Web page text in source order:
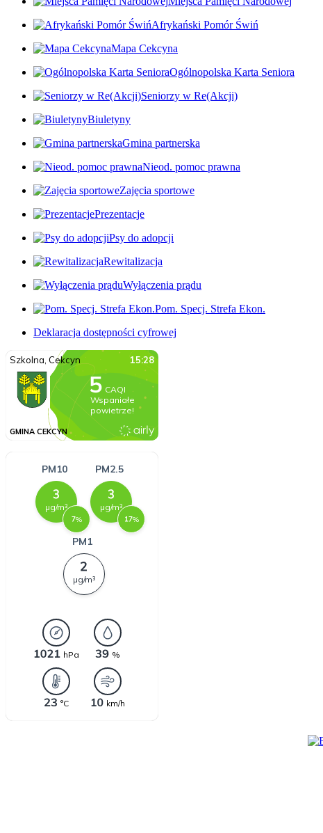
Afrykański Pomór Świń
Mapa Cekcyna
Ogólnopolska Karta Seniora
Seniorzy w Re(Akcji)
Biuletyny
Gmina partnerska
Nieod. pomoc prawna
Zajęcia sportowe
Prezentacje
Psy do adopcji
Rewitalizacja
Wyłączenia prądu
Pom. Specj. Strefa Ekon.
Deklaracja dostępności cyfrowej